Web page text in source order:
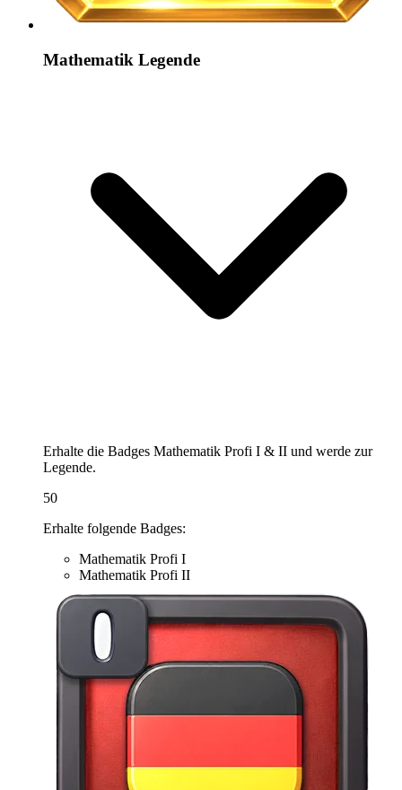
Mathematik Legende
Erhalte die Badges Mathematik Profi I & II und werde zur
Legende.
50
Erhalte folgende Badges:
Mathematik Profi I
Mathematik Profi II